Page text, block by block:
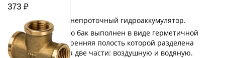
373 ₽
Reflex DE 50 - непроточный гидроаккумулятор.
Конструктивно бак выполнен в виде герметичной
ёмкости, внутренняя полость которой разделена
мембраной на две части: воздушную и водяную.